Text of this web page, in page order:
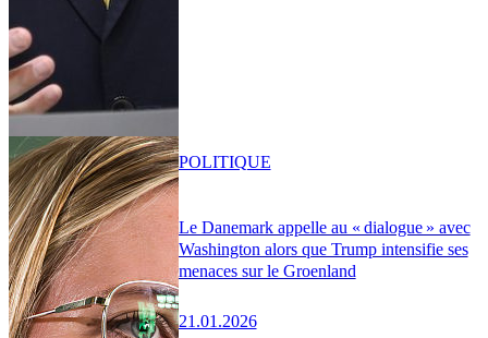
Le Danemark appelle au « dialogue » avec
Washington alors que Trump intensifie ses
menaces sur le Groenland
21.01.2026
POLITIQUE